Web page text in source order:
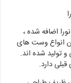
اضافه شده ،
انواع وست های
و تولید شده اند.
دارد.